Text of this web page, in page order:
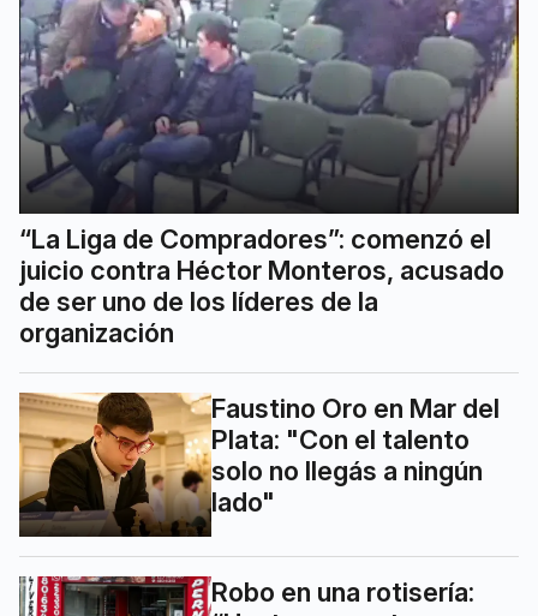
“La Liga de Compradores”: comenzó el
juicio contra Héctor Monteros, acusado
de ser uno de los líderes de la
organización
Faustino Oro en Mar del
Plata: "Con el talento
solo no llegás a ningún
lado"
Robo en una rotisería: